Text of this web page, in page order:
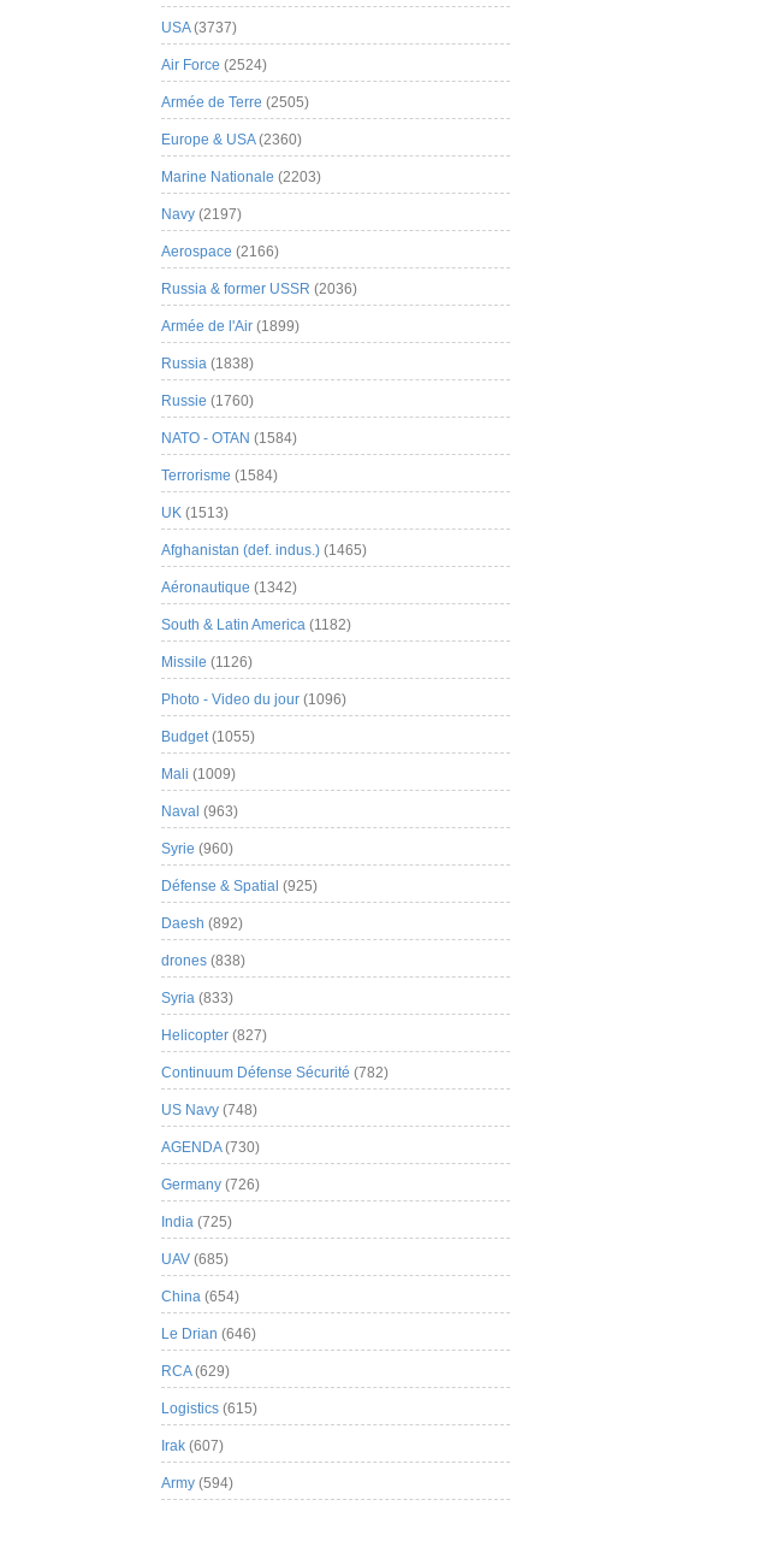
USA(3737)
Air Force (2524)
Armée de Terre (2505)
Europe & USA(2360)
Marine Nationale (2203)
Navy (2197)
Aerospace (2166)
Russia & former USSR (2036)
Armée de l'Air (1899)
Russia (1838)
Russie (1760)
NATO - OTAN (1584)
Terrorisme (1584)
UK (1513)
Afghanistan (def. indus.) (1465)
Aéronautique (1342)
South & Latin America (1182)
Missile (1126)
Photo - Video du jour (1096)
Budget(1055)
Mali (1009)
Naval (963)
Syrie (960)
Défense & Spatial (925)
Daesh (892)
drones (838)
Syria (833)
Helicopter (827)
Continuum Défense Sécurité (782)
US Navy (748)
AGENDA(730)
Germany (726)
India (725)
UAV (685)
China (654)
Le Drian (646)
RCA(629)
Logistics (615)
Irak (607)
Army (594)